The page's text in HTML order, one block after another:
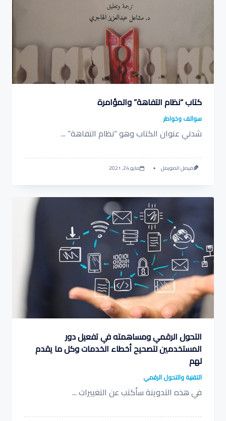
كتاب “نظام التفاهة” والمؤامرة
سوالف وخواطر
شدني عنوان الكتاب وهو “نظام التفاهة” ...
فيصل الصويمل مايو 24, 2021
التحول الرقمي ومساهمته في تفعيل دور
المستخدمين لتصحيح أخطاء الخدمات وكل ما يقدم
لهم
التقنية والتحول الرقمي
في هذه التدوينة سأكتب عن التغييرات...